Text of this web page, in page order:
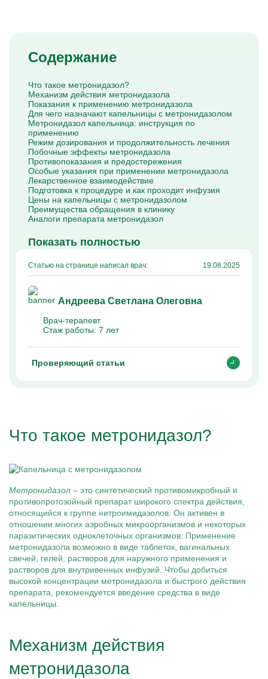
Капельница Ципрофлоксацин
Капельница Рингер
Содержание
Что такое метронидазол?
Механизм действия метронидазола
Показания к применению метронидазола
Для чего назначают капельницы с метронидазолом
Метронидазол капельница: инструкция по
применению
Режим дозирования и продолжительность лечения
Побочные эффекты метронидазола
Противопоказания и предостережения
Особые указания при применении метронидазола
Лекарственное взаимодействие
Подготовка к процедуре и как проходит инфузия
Цены на капельницы с метронидазолом
Преимущества обращения в клинику
Аналоги препарата метронидазол
Показать полностью
Статью на странице написал врач: 19.08.2025
Андреева Светлана Олеговна
Врач-терапевт
Стаж работы: 7 лет
Проверяющий статьи
Что такое метронидазол?
Метронидазол – это синтетический противомикробный и
противопротозойный препарат широкого спектра действия,
относящийся к группе нитроимидазолов. Он активен в
отношении многих аэробных микроорганизмов и некоторых
паразитических одноклеточных организмов. Применение
метронидазола возможно в виде таблеток, вагинальных
свечей, гелей, растворов для наружного применения и
растворов для внутривенных инфузий. Чтобы добиться
высокой концентрации метронидазола и быстрого действия
препарата, рекомендуется введение средства в виде
капельницы.
Механизм действия
метронидазола